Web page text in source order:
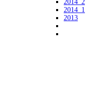
2014_2
2014_1
2013